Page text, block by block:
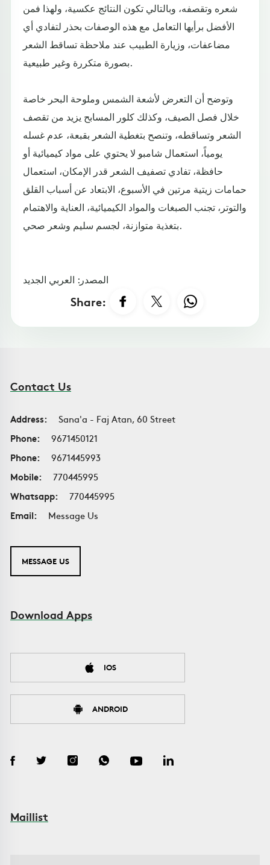
شعره وتقصفه، وبالتالي تكون النتائج عكسية، ولهذا فمن
الأفضل برأيها التعامل مع هذه الوصفات بحذر لتفادي أي
مضاعفات، وزيارة الطبيب عند ملاحظة تساقط الشعر
بصورة متكررة وغير طبيعية.
وتوضح أن التعرض لأشعة الشمس وملوحة البحر خاصة
خلال فصل الصيف، وكذلك كلور المسابح يزيد من تقصف
الشعر وتساقطه، وتنصح بتغطية الشعر بقبعة، عدم غسله
يومياً، استعمال شامبو لا يحتوي على مواد كيميائية أو
حافظة، تفادي تصفيف الشعر قدر الإمكان، استعمال
حمامات زيتية مرتين في الأسبوع، الابتعاد عن أسباب القلق
والتوتر، تجنب الصبغات والمواد الكيميائية، العناية والاهتمام
بتغذية متوازنة، لجسم سليم وشعر صحي.
المصدر: العربي الجديد
Share:
Contact Us
Address:
Sana'a - Faj Atan, 60 Street
Phone:
9671450121
Phone:
9671445993
Mobile:
770445995
Whatsapp:
770445995
Email:
Message Us
MESSAGE US
Download Apps
IOS
ANDROID
Maillist